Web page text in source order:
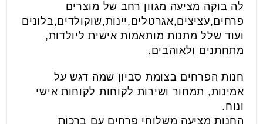
לה בוקה מציעה מגוון רחב של מוצרים
פרחים,עציצים,אגרטלים,יינות,שוקולדים,בלונים
ועוד שלל מתנות מותאמות אישית ליולדות,
מתחתנים ולאוהבים.
חנות הפרחים בצומת סביון שמה דגש על
אמינות, תמחור ושירות לקוחות לקוחות אישי
ונוח.
החנות מציעה משלוחי פרחים עם ברכות